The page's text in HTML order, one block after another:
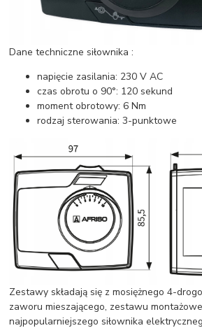
Dane techniczne siłownika :
napięcie zasilania: 230 V AC
czas obrotu o 90°: 120 sekund
moment obrotowy: 6 Nm
rodzaj sterowania: 3-punktowe
Zestawy składają się z mosiężnego 4-
zaworu mieszającego, zestawu
najpopularniejszego siłownika